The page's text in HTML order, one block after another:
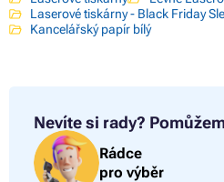
Laserové tiskárny - Black Friday
Kancelářský papír bílý
Nevíte si rady?
Rádce
pro výběr